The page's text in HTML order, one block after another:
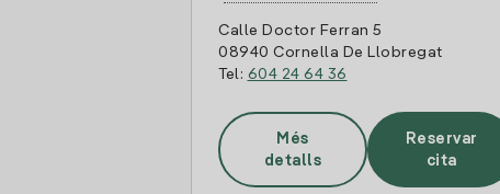
Calle Doctor Ferran 5
08940 Cornella De Llobregat
Tel: 604 24 64 36
Més
detalls
Reservar
cita